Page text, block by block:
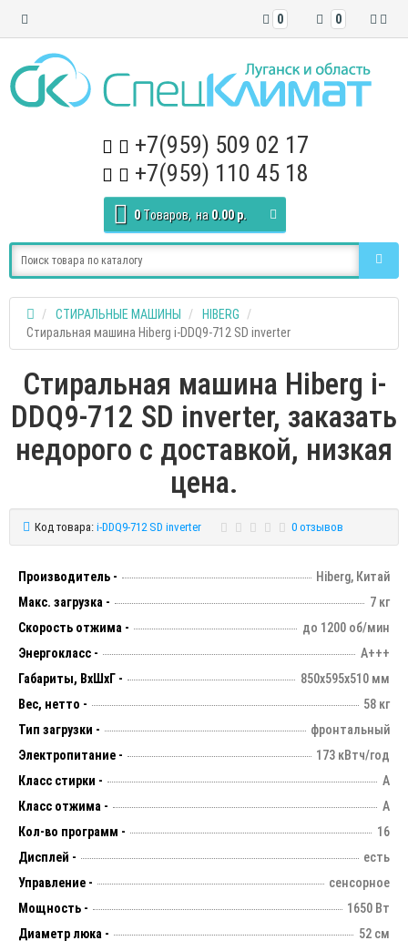
0
0
+7(959) 509 02 17
+7(959) 110 45 18
0 Tоваров, на 0.00 р.
СТИРАЛЬНЫЕ МАШИНЫ
HIBERG
Стиральная машина Hiberg i-DDQ9-712 SD inverter
Стиральная машина Hiberg i-
DDQ9-712 SD inverter, заказать
недорого с доставкой, низкая
цена.
Код товара: i-DDQ9-712 SD inverter 0 отзывов
Производитель -
Hiberg, Китай
Макс. загрузка -
7 кг
Скорость отжима -
до 1200 об/мин
Энергокласс -
А+++
Габариты, ВхШхГ -
850х595х510 мм
Вес, нетто -
58 кг
Тип загрузки -
фронтальный
Электропитание -
173 кВтч/год
Класс стирки -
А
Класс отжима -
A
Кол-во программ -
16
Дисплей -
есть
Управление -
сенсорное
Мощность -
1650 Вт
Диаметр люка -
52 см